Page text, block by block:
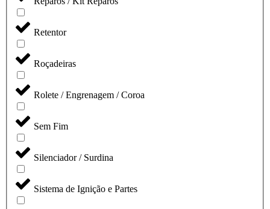
Retentor
Roçadeiras
Rolete / Engrenagem / Coroa
Sem Fim
Silenciador / Surdina
Sistema de Ignição e Partes